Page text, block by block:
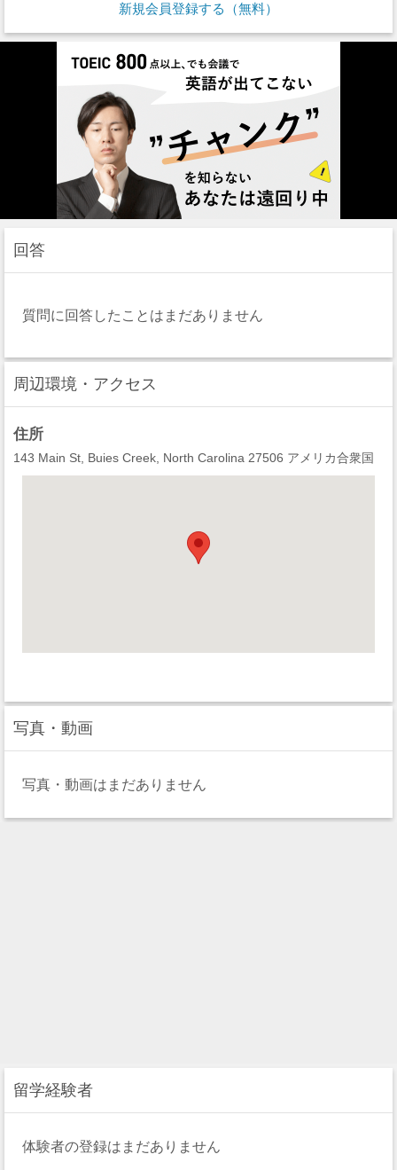
新規会員登録する（無料）
回答
質問に回答したことはまだありません
周辺環境・アクセス
住所
143 Main St, Buies Creek, North Carolina 27506 アメリカ合衆国
写真・動画
写真・動画はまだありません
留学経験者
体験者の登録はまだありません